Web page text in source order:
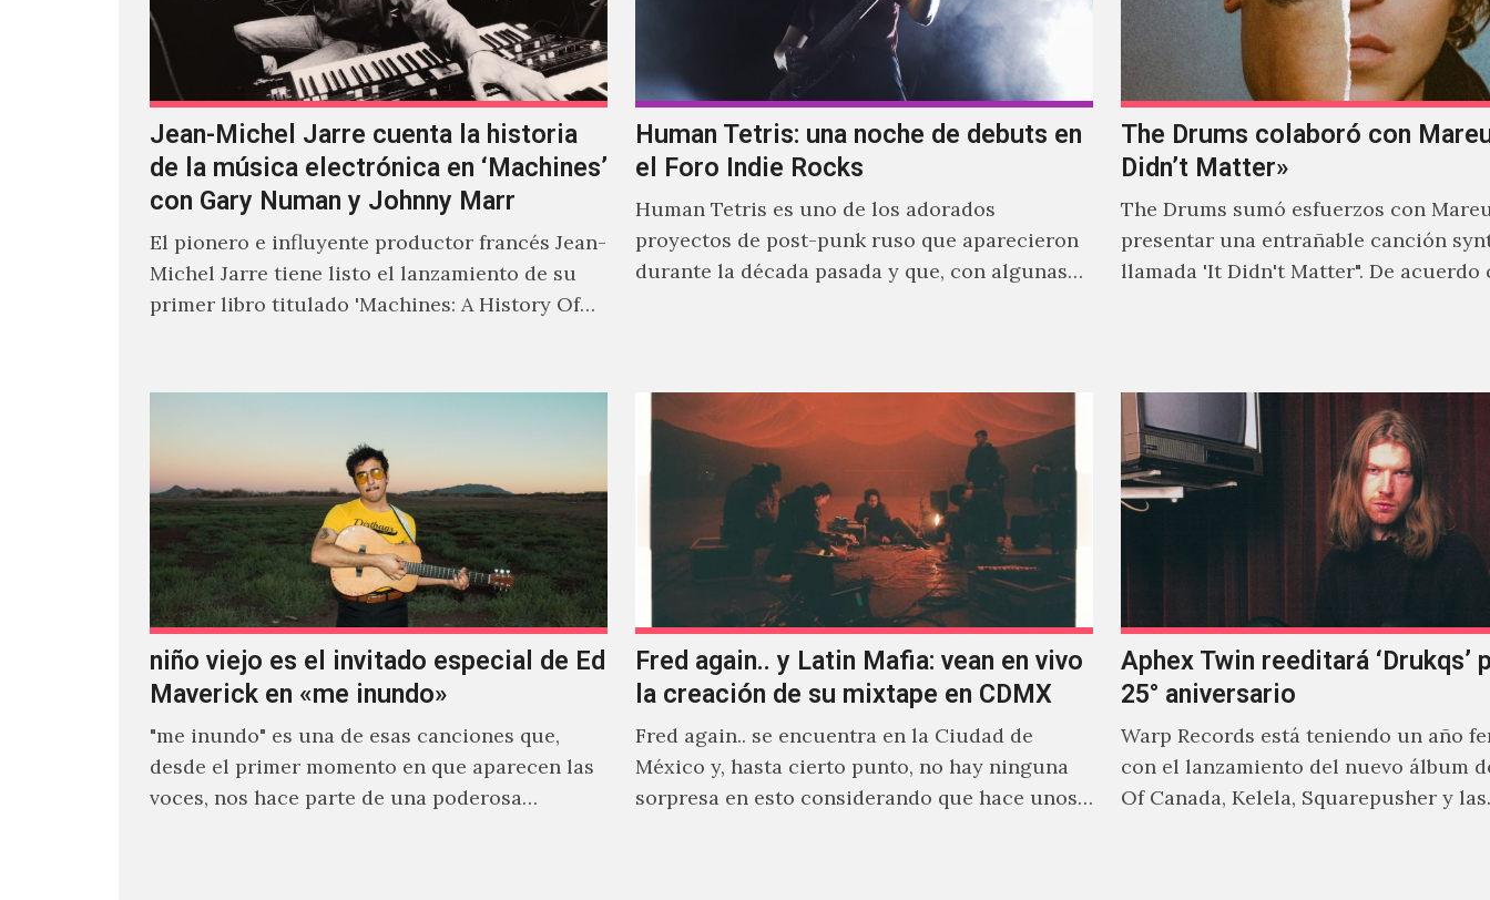
Jean-Michel Jarre cuenta la historia
de la música electrónica en ‘Machines’
con Gary Numan y Johnny Marr
El pionero e influyente productor francés Jean-
Michel Jarre tiene listo el lanzamiento de su
primer libro titulado 'Machines: A History Of
Human Tetris: una noche de debuts en
el Foro Indie Rocks
Human Tetris es uno de los adorados
proyectos de post-punk ruso que aparecieron
durante la década pasada y que, con algunas
The Drums colaboró con
Didn’t Matter»
The Drums sumó esfuerzos con
presentar una entrañable canción
llamada 'It Didn't Matter". De acuerdo
niño viejo es el invitado especial de Ed
Maverick en «me inundo»
"me inundo" es una de esas canciones que,
desde el primer momento en que aparecen las
voces, nos hace parte de una poderosa
Fred again.. y Latin Mafia: vean en vivo
la creación de su mixtape en CDMX
Fred again.. se encuentra en la Ciudad de
México y, hasta cierto punto, no hay ninguna
sorpresa en esto considerando que hace unos
Aphex Twin reeditará ‘Drukqs’
25° aniversario
Warp Records está teniendo un año
con el lanzamiento del nuevo álbum
Of Canada, Kelela, Squarepusher y las